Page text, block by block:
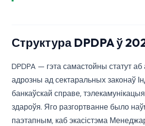
Структура DPDPA ў
DPDPA — гэта самастойны статут
адрозны ад сектаральных законаў
банкаўскай справе,
здароўя. Яго разгортванне было
паэтапным, каб экасістэма